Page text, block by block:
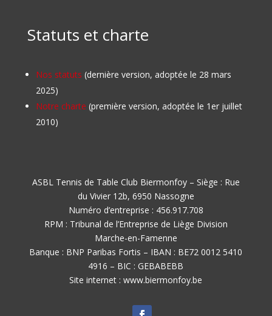
Statuts et charte
Nos statuts (dernière version, adoptée le 28 mars
2025)
Notre charte (première version, adoptée le 1er juillet
2010)
ASBL Tennis de Table Club Biermonfoy – Siège : Rue
du Vivier 12b, 6950 Nassogne
Numéro d’entreprise : 456.917.708
RPM : Tribunal de l’Entreprise de Liège Division
Marche-en-Famenne
Banque : BNP Paribas Fortis – IBAN : BE72 0012 5410
4916 – BIC : GEBABEBB
Site internet : www.biermonfoy.be